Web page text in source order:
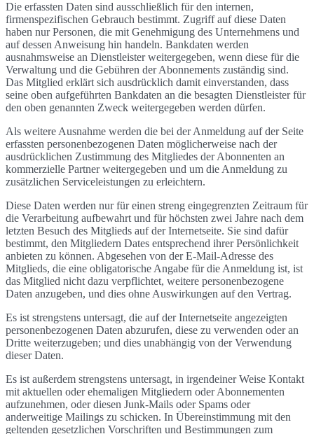
Die erfassten Daten sind ausschließlich für den internen,
firmenspezifischen Gebrauch bestimmt. Zugriff auf diese Daten
haben nur Personen, die mit Genehmigung des Unternehmens und
auf dessen Anweisung hin handeln. Bankdaten werden
ausnahmsweise an Dienstleister weitergegeben, wenn diese für die
Verwaltung und die Gebühren der Abonnements zuständig sind.
Das Mitglied erklärt sich ausdrücklich damit einverstanden, dass
seine oben aufgeführten Bankdaten an die besagten Dienstleister für
den oben genannten Zweck weitergegeben werden dürfen.
Als weitere Ausnahme werden die bei der Anmeldung auf der Seite
erfassten personenbezogenen Daten möglicherweise nach der
ausdrücklichen Zustimmung des Mitgliedes der Abonnenten an
kommerzielle Partner weitergegeben und um die Anmeldung zu
zusätzlichen Serviceleistungen zu erleichtern.
Diese Daten werden nur für einen streng eingegrenzten Zeitraum für
die Verarbeitung aufbewahrt und für höchsten zwei Jahre nach dem
letzten Besuch des Mitglieds auf der Internetseite. Sie sind dafür
bestimmt, den Mitgliedern Dates entsprechend ihrer Persönlichkeit
anbieten zu können. Abgesehen von der E-Mail-Adresse des
Mitglieds, die eine obligatorische Angabe für die Anmeldung ist, ist
das Mitglied nicht dazu verpflichtet, weitere personenbezogene
Daten anzugeben, und dies ohne Auswirkungen auf den Vertrag.
Es ist strengstens untersagt, die auf der Internetseite angezeigten
personenbezogenen Daten abzurufen, diese zu verwenden oder an
Dritte weiterzugeben; und dies unabhängig von der Verwendung
dieser Daten.
Es ist außerdem strengstens untersagt, in irgendeiner Weise Kontakt
mit aktuellen oder ehemaligen Mitgliedern oder Abonnementen
aufzunehmen, oder diesen Junk-Mails oder Spams oder
anderweitige Mailings zu schicken. In Übereinstimmung mit den
geltenden gesetzlichen Vorschriften und Bestimmungen zum